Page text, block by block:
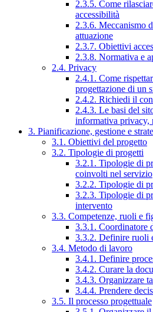
2.3.5. Come
accessibilità
2.3.6. Meccanismo
attuazione
2.3.7. Obiettivi
2.3.8. Normativa e
2.4. Privacy
2.4.1. Come
progettazione di un
2.4.2. Richiedi il
2.4.3. Le basi del
informativa privacy,
3. Pianificazione, gestione e
3.1. Obiettivi del progetto
3.2. Tipologie di progetti
3.2.1. Tipologie di
coinvolti nel servizio
3.2.2. Tipologie di
3.2.3. Tipologie di
intervento
3.3. Competenze, ruoli e
3.3.1. Coordinatore
3.3.2. Definire ruoli
3.4. Metodo di lavoro
3.4.1. Definire
3.4.2. Curare la
3.4.3. Organizzare
3.4.4. Prendere
3.5. Il processo progettuale